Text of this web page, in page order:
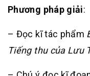
Phương pháp giải:
– Đọc kĩ tác phẩm
Tiếng thu của Lưu